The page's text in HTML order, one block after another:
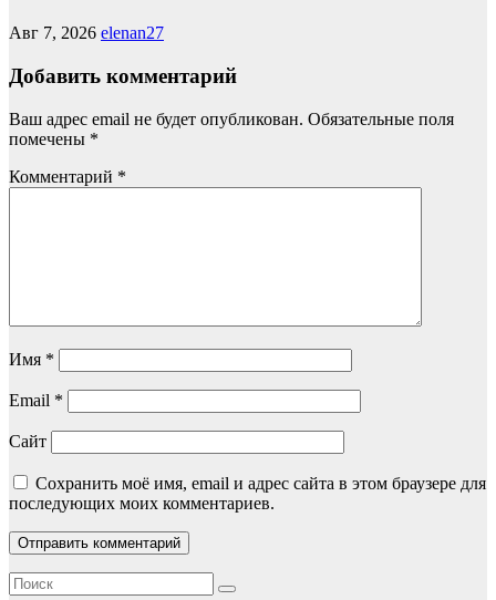
Авг 7, 2026 elenan27
Добавить комментарий
Ваш адрес email не будет опубликован. Обязательные поля
помечены *
Комментарий *
Имя *
Email *
Сайт
Сохранить моё имя, email и адрес сайта в этом браузере для
последующих моих комментариев.